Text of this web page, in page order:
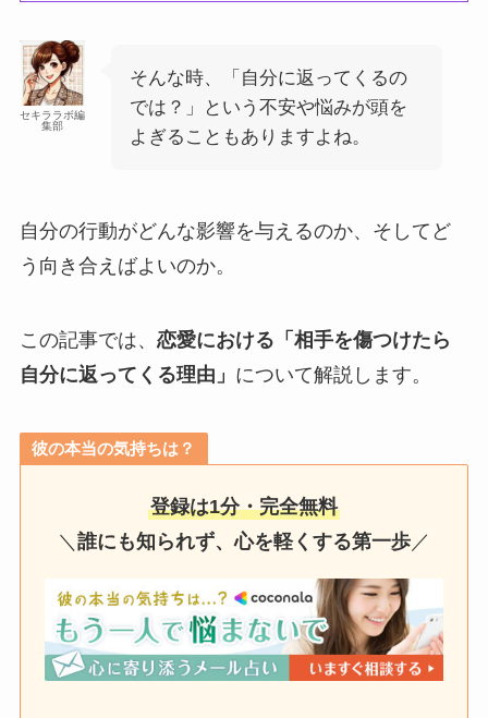
セキララボ編
集部
そんな時、「自分に返ってくるの
では？」という不安や悩みが頭を
よぎることもありますよね。
自分の行動がどんな影響を与えるのか、そしてど
う向き合えばよいのか。
この記事では、 恋愛における「相手を傷つけたら
自分に返ってくる理由」 について解説します。
彼の本当の気持ちは？
登録は1分・完全無料
＼ 誰にも知られず、心を軽くする第一歩 ／